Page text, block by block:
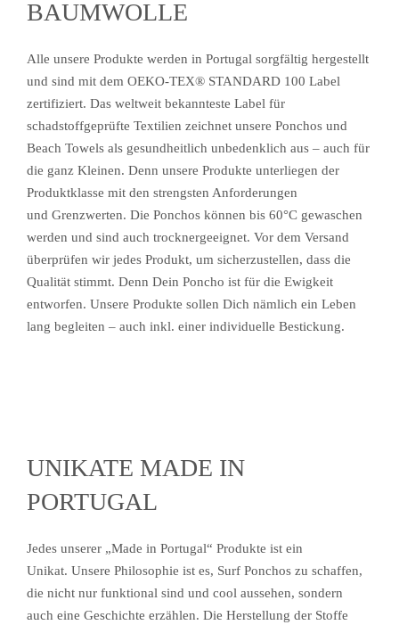
BAUMWOLLE
Alle unsere Produkte werden in Portugal sorgfältig hergestellt
und sind mit dem OEKO-TEX® STANDARD 100 Label
zertifiziert. Das weltweit bekannteste Label für
schadstoffgeprüfte Textilien zeichnet unsere Ponchos und
Beach Towels als gesundheitlich unbedenklich aus – auch für
die ganz Kleinen. Denn unsere Produkte unterliegen der
Produktklasse mit den strengsten Anforderungen
und Grenzwerten. Die Ponchos können bis 60°C gewaschen
werden und sind auch trocknergeeignet. Vor dem Versand
überprüfen wir jedes Produkt, um sicherzustellen, dass die
Qualität stimmt. Denn Dein Poncho ist für die Ewigkeit
entworfen. Unsere Produkte sollen Dich nämlich ein Leben
lang begleiten – auch inkl. einer individuelle Bestickung.
UNIKATE MADE IN
PORTUGAL
Jedes unserer „Made in Portugal“ Produkte ist ein
Unikat. Unsere Philosophie ist es, Surf Ponchos zu schaffen,
die nicht nur funktional sind und cool aussehen, sondern
auch eine Geschichte erzählen. Die Herstellung der Stoffe